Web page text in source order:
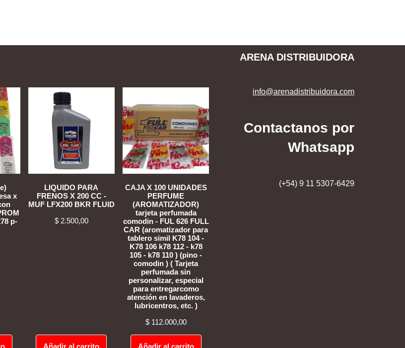
x
p-
LIQUIDO PARA
FRENOS X 200 CC -
MUF LFX200 BKR FLUID
$2.500,00
CAJA X 100 UNIDADES
PERFUME
(AROMATIZADOR)
tarjeta perfumada
comodin - FUL 626 FULL
CAR (aromatizador para
tablero simil K78 104 -
K78 106 k78 112 - k78
105 - k78 110 ) (pino -
comodin ) ( Tarjeta
perfumada sin
personalizar, especial
para entregarcomo
atención en lavaderos,
lubricentros, etc. )
$112.000,00
ARENA DISTRIBUIDORA
info@arenadistribuidora.com
Contactanos por
Whatsapp
(+54) 9 11 5307-6429